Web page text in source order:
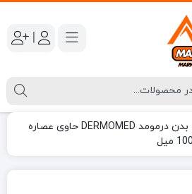
|
شامپو بدن درمومد DERMOMED حاوی عصاره